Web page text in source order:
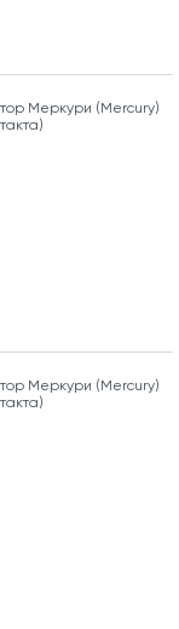
Меркури (Mercury)
Меркури (Mercury)